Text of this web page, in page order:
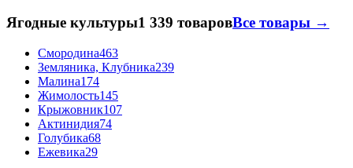
Ягодные культуры1 339 товаровВсе товары →
Смородина463
Земляника, Клубника239
Малина174
Жимолость145
Крыжовник107
Актинидия74
Голубика68
Ежевика29